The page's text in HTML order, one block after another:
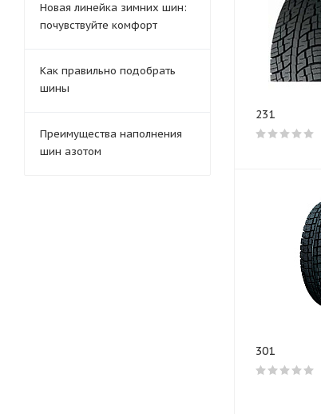
231
301
Новая линейка зимних шин:
почувствуйте комфорт
Как правильно подобрать
шины
Преимущества наполнения
шин азотом